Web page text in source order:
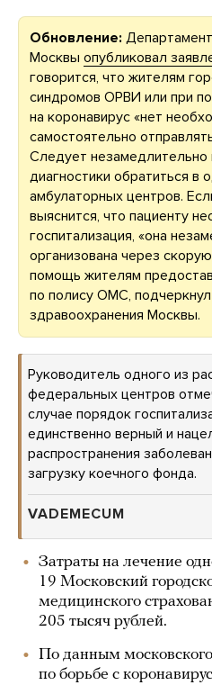
Обновление:
Москвы опубликовал
говорится, что жителям
синдромов ОРВИ или при
на коронавирус «нет
самостоятельно
Следует незамедлительно
диагностики обратиться в
амбулаторных центров.
выяснится, что пациенту
госпитализация, «она
организована через
помощь жителям
по полису ОМС,
здравоохранения Москвы.
Руководитель одного из
федеральных центров
случае порядок
единственно верный и
распространения
загрузку коечного фонда.
VADEMECUM
Затраты на лечение
19 Московский
медицинского
205 тысяч рублей.
По данным
по борьбе с